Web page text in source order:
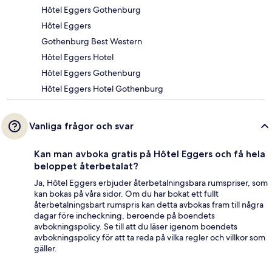
Hôtel Eggers Gothenburg
Hôtel Eggers
Gothenburg Best Western
Hôtel Eggers Hotel
Hôtel Eggers Gothenburg
Hôtel Eggers Hotel Gothenburg
Vanliga frågor och svar
Kan man avboka gratis på Hôtel Eggers och få hela
beloppet återbetalat?
Ja, Hôtel Eggers erbjuder återbetalningsbara rumspriser, som
kan bokas på våra sidor. Om du har bokat ett fullt
återbetalningsbart rumspris kan detta avbokas fram till några
dagar före incheckning, beroende på boendets
avbokningspolicy. Se till att du läser igenom boendets
avbokningspolicy för att ta reda på vilka regler och villkor som
gäller.